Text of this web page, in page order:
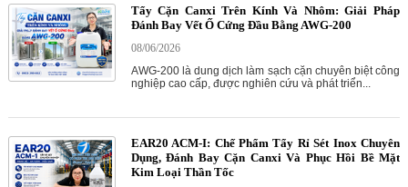
Tẩy Cặn Canxi Trên Kính Và Nhôm: Giải Pháp
Đánh Bay Vết Ố Cứng Đầu Bằng AWG-200
08/06/2026
AWG-200 là dung dịch làm sạch cặn chuyên biệt công
nghiệp cao cấp, được nghiên cứu và phát triển...
EAR20 ACM-I: Chế Phẩm Tẩy Rỉ Sét Inox Chuyên
Dụng, Đánh Bay Cặn Canxi Và Phục Hồi Bề Mặt
Kim Loại Thần Tốc